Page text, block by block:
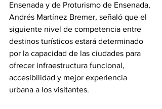
Ensenada y de Proturismo de Ensenada,
Andrés Martínez Bremer, señaló que el
siguiente nivel de competencia entre
destinos turísticos estará determinado
por la capacidad de las ciudades para
ofrecer infraestructura funcional,
accesibilidad y mejor experiencia
urbana a los visitantes.